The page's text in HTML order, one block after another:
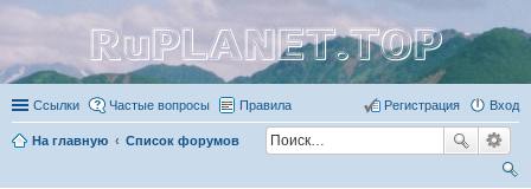
RuPLANET.TOP
Ссылки Частые вопросы Правила Вход
Регистрация
На главную Список форумов